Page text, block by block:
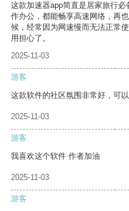
这款加速器app简直是居家旅行
作办公，都能畅享高速网络，再
候，经常因为网速慢而无法正常
用担心了。
2025-11-03
游客
这款软件的社区氛围非常好，可
2025-11-03
游客
我喜欢这个软件 作者加油
2025-11-03
游客